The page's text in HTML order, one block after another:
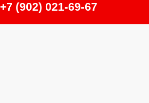
+7 (902) 021-69-67